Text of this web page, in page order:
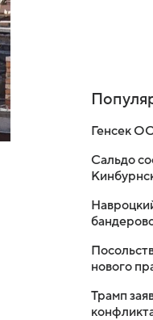
Генсек
Сальдо
нового
Трамп